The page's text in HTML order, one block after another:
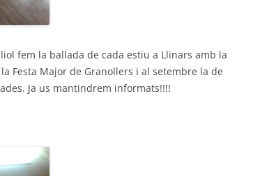
fem la ballada de cada estiu a Llinars amb la
Festa Major de Granollers i al setembre la de
Ja us mantindrem informats!!!!